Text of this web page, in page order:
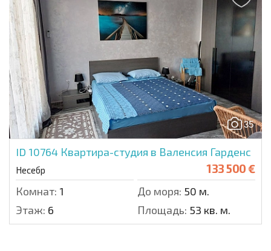
35
ID 10764 Квартира-студия в Валенсия Гарденс
Несебр 133 500 €
Комнат: 1 До моря: 50 м.
Этаж: 6 Площадь: 53 кв. м.